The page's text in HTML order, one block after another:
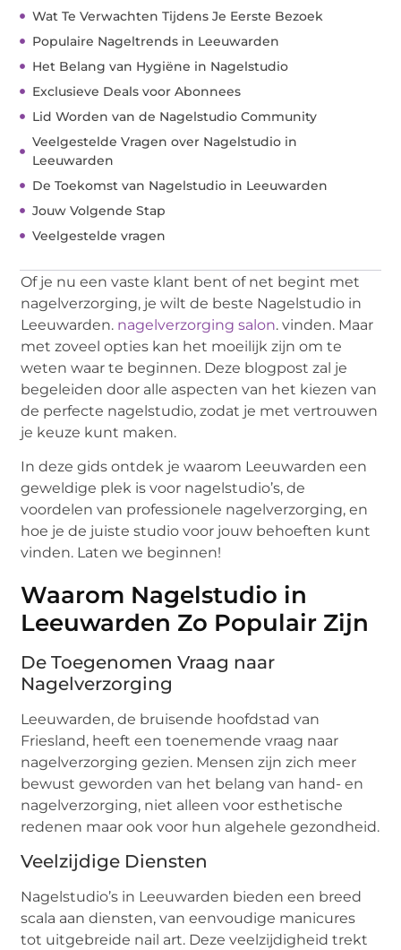
Wat Te Verwachten Tijdens Je Eerste Bezoek
Populaire Nageltrends in Leeuwarden
Het Belang van Hygiëne in Nagelstudio
Exclusieve Deals voor Abonnees
Lid Worden van de Nagelstudio Community
Veelgestelde Vragen over Nagelstudio in
Leeuwarden
De Toekomst van Nagelstudio in Leeuwarden
Jouw Volgende Stap
Veelgestelde vragen
Of je nu een vaste klant bent of net begint met
nagelverzorging, je wilt de beste Nagelstudio in
Leeuwarden. nagelverzorging salon. vinden. Maar
met zoveel opties kan het moeilijk zijn om te
weten waar te beginnen. Deze blogpost zal je
begeleiden door alle aspecten van het kiezen van
de perfecte nagelstudio, zodat je met vertrouwen
je keuze kunt maken.
In deze gids ontdek je waarom Leeuwarden een
geweldige plek is voor nagelstudio’s, de
voordelen van professionele nagelverzorging, en
hoe je de juiste studio voor jouw behoeften kunt
vinden. Laten we beginnen!
Waarom Nagelstudio in
Leeuwarden Zo Populair Zijn
De Toegenomen Vraag naar
Nagelverzorging
Leeuwarden, de bruisende hoofdstad van
Friesland, heeft een toenemende vraag naar
nagelverzorging gezien. Mensen zijn zich meer
bewust geworden van het belang van hand- en
nagelverzorging, niet alleen voor esthetische
redenen maar ook voor hun algehele gezondheid.
Veelzijdige Diensten
Nagelstudio’s in Leeuwarden bieden een breed
scala aan diensten, van eenvoudige manicures
tot uitgebreide nail art. Deze veelzijdigheid trekt